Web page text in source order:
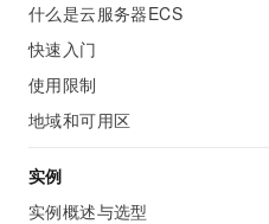
什么是云服务器ECS
快速入门
使用限制
地域和可用区
实例
实例概述与选型